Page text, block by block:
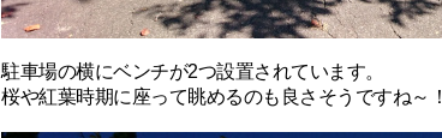
駐車場の横にベンチが2つ設置されています。
桜や紅葉時期に座って眺めるのも良さそうですね～！